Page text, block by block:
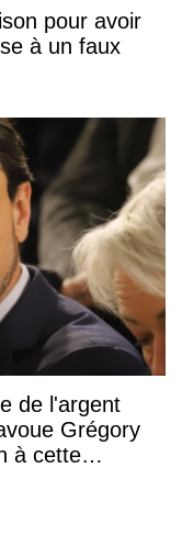
pour avoir
à un faux
de l'argent
Grégory
à cette